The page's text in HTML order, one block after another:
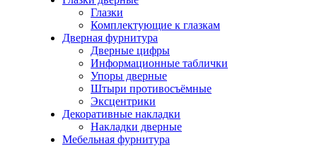
Глазки
Комплектующие к глазкам
Дверная фурнитура
Дверные цифры
Информационные таблички
Упоры дверные
Штыри противосъёмные
Эксцентрики
Декоративные накладки
Накладки дверные
Мебельная фурнитура